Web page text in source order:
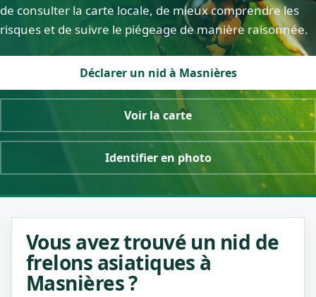
de consulter la carte locale, de mieux comprendre les
risques et de suivre le piégeage de manière raisonnée.
Déclarer un nid à Masnières
Voir la carte
Identifier en photo
Vous avez trouvé un nid de
frelons asiatiques à
Masnières ?